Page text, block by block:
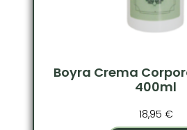
Boyra Crema
400ml
18,95 €